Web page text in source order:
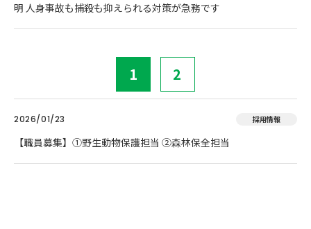
明 人身事故も捕殺も抑えられる対策が急務です
1 2
2026/01/23 採用情報
【職員募集】①野生動物保護担当 ②森林保全担当